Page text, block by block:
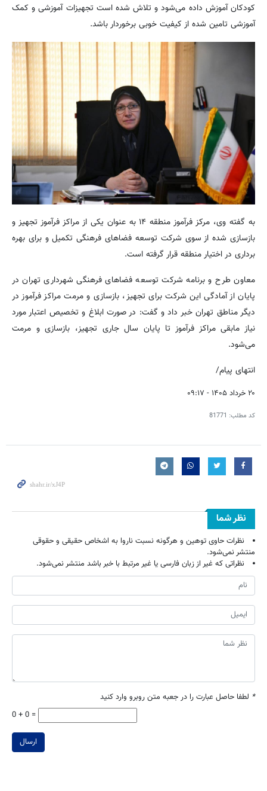
کودکان آموزش داده می‌شود و تلاش شده است تجهیزات آموزشی و کمک
آموزشی تامین شده از کیفیت خوبی برخوردار باشد.
به گفته وی، مرکز فرآموز منطقه ۱۴ به عنوان یکی از مراکز فرآموز تجهیز و
بازسازی شده از سوی شرکت توسعه فضاهای فرهنگی تکمیل و برای بهره
برداری در اختیار منطقه قرار گرفته است.
معاون طرح و برنامه شرکت توسعه فضاهای فرهنگی شهرداری تهران در
پایان از آمادگی این شرکت برای تجهیز، بازسازی و مرمت مراکز فرآموز در
دیگر مناطق تهران خبر داد و گفت: در صورت ابلاغ و تخصیص اعتبار مورد
نیاز مابقی مراکز فرآموز تا پایان سال جاری تجهیز، بازسازی و مرمت
می‌شود.
انتهای پیام/
۲۰ خرداد ۱۴۰۵ - ۰۹:۱۷
کد مطلب: 81771
نظر شما
نظرات حاوی توهین و هرگونه نسبت ناروا به اشخاص حقیقی و حقوقی
منتشر نمی‌شود.
نظراتی که غیر از زبان فارسی یا غیر مرتبط با خبر باشد منتشر نمی‌شود.
* لطفا حاصل عبارت را در جعبه متن روبرو وارد کنید
0 + 0 =
ارسال